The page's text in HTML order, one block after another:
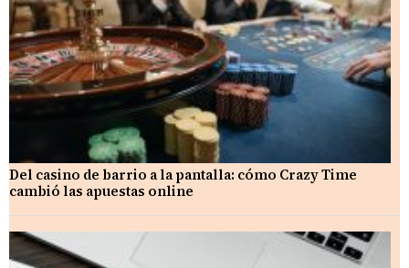
Del casino de barrio a la pantalla: cómo Crazy Time
cambió las apuestas online